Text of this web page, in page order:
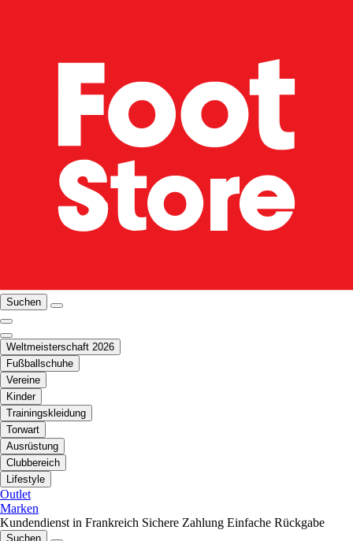
Suchen
Weltmeisterschaft 2026
Fußballschuhe
Vereine
Kinder
Trainingskleidung
Torwart
Ausrüstung
Clubbereich
Lifestyle
Outlet
Marken
Kundendienst in Frankreich Sichere Zahlung Einfache Rückgabe
Suchen